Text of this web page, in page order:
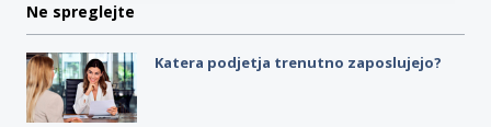
Ne spreglejte
Katera podjetja trenutno zaposlujejo?